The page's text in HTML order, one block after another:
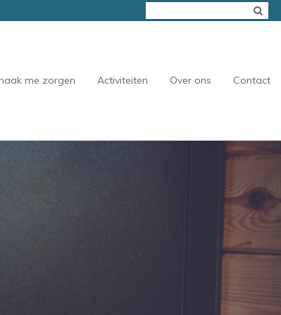
me zorgen Activiteiten Over ons Contact